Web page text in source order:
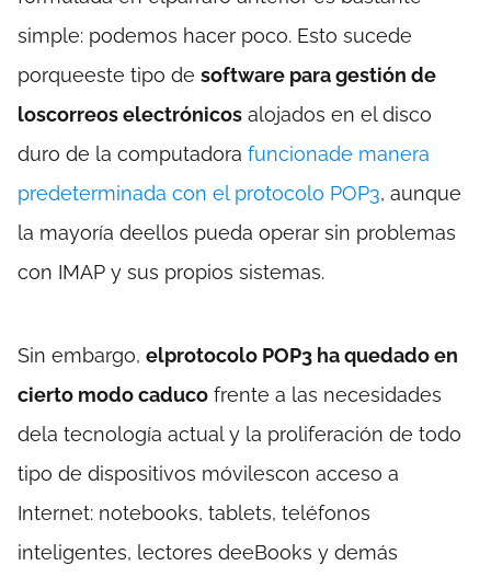
simple: podemos hacer poco. Esto sucede
porqueeste tipo de software para gestión de
loscorreos electrónicos alojados en el disco
duro de la computadora funcionade manera
predeterminada con el protocolo POP3, aunque
la mayoría deellos pueda operar sin problemas
con IMAP y sus propios sistemas.
Sin embargo, elprotocolo POP3 ha quedado en
cierto modo caduco frente a las necesidades
dela tecnología actual y la proliferación de todo
tipo de dispositivos móvilescon acceso a
Internet: notebooks, tablets, teléfonos
inteligentes, lectores deeBooks y demás